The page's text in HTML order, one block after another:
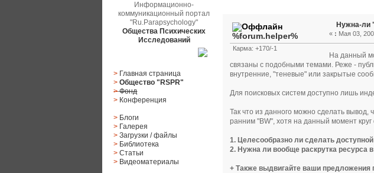
Информационно-
коммуникационный портал
"Ru.Parapsychology"
Общества Психических
Исследований
> Главная страница
> Общество "RSPR"
> Фонд
> Конференция
> Блоги
> Галерея
> Загрузки/файлы
> Библиотека
> Статьи
> Видеоматериалы
%forum.helper%
Карма: +170/-1
Нужна-ли
« : Мая 03,
На данный
связаны с подобными темами. Реже -
внутренние, "теневые" или закрытые
Для поисковых систем доступно лишь
Так что из данного можно сделать вывод,
ранним "BW", хотя на данный момент
1. Целесообразно ли сделать
2. Нужна ли вообще раскрутка ресурса
+ Также выдвигайте ваши предложения